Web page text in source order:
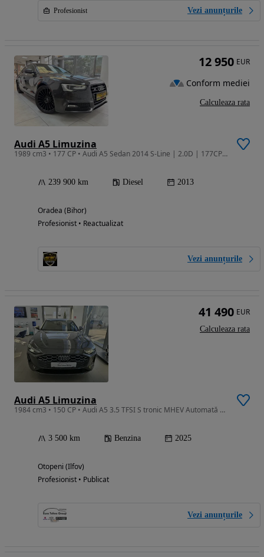
Profesionist Vezi anunțurile
Audi A5 Limuzina
1989 cm3 • 177 CP • Audi A5 Sedan 2014 S-Line | 2.0D | 177CP | Navi | Led | Xenon | S Line
239 900 km Diesel 2013
Oradea (Bihor)
Profesionist • Reactualizat
Vezi anunțurile
12 950 EUR
Conform mediei
Calculeaza rata
Audi A5 Limuzina
1984 cm3 • 150 CP • Audi A5 3.5 TFSI S tronic MHEV Automată 150CP
3 500 km Benzina 2025
Otopeni (Ilfov)
Profesionist • Publicat
Vezi anunțurile
41 490 EUR
Calculeaza rata